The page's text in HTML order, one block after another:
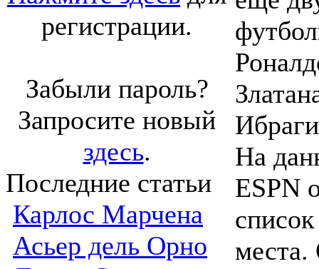
регистрации.
Забыли пароль?
Запросите новый
здесь.
Последние статьи
Карлос Марчена
Асьер дель Орно
На
ESPN
места.